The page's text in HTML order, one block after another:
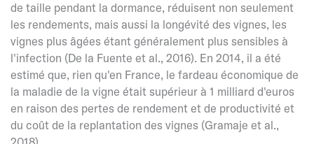
de taille pendant la dormance, réduisent non seulement
les rendements, mais aussi la longévité des vignes, les
vignes plus âgées étant généralement plus sensibles à
l'infection (De la Fuente et al., 2016). En 2014, il a été
estimé que, rien qu'en France, le fardeau économique de
la maladie de la vigne était supérieur à 1 milliard d'euros
en raison des pertes de rendement et de productivité et
du coût de la replantation des vignes (Gramaje et al.,